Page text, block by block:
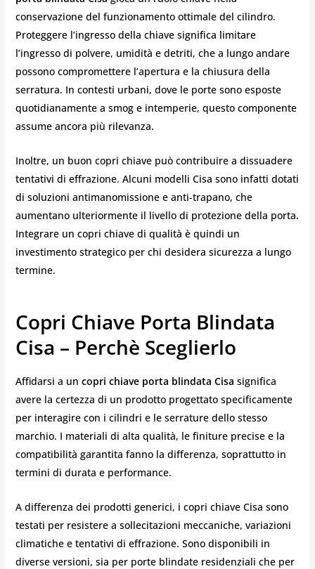
conservazione del funzionamento ottimale del cilindro.
Proteggere l’ingresso della chiave significa limitare
l’ingresso di polvere, umidità e detriti, che a lungo andare
possono compromettere l’apertura e la chiusura della
serratura. In contesti urbani, dove le porte sono esposte
quotidianamente a smog e intemperie, questo componente
assume ancora più rilevanza.
Inoltre, un buon copri chiave può contribuire a dissuadere
tentativi di effrazione. Alcuni modelli Cisa sono infatti dotati
di soluzioni antimanomissione e anti-trapano, che
aumentano ulteriormente il livello di protezione della porta.
Integrare un copri chiave di qualità è quindi un
investimento strategico per chi desidera sicurezza a lungo
termine.
Copri Chiave Porta Blindata
Cisa – Perchè Sceglierlo
Affidarsi a un copri chiave porta blindata Cisa significa
avere la certezza di un prodotto progettato specificamente
per interagire con i cilindri e le serrature dello stesso
marchio. I materiali di alta qualità, le finiture precise e la
compatibilità garantita fanno la differenza, soprattutto in
termini di durata e performance.
A differenza dei prodotti generici, i copri chiave Cisa sono
testati per resistere a sollecitazioni meccaniche, variazioni
climatiche e tentativi di effrazione. Sono disponibili in
diverse versioni, sia per porte blindate residenziali che per